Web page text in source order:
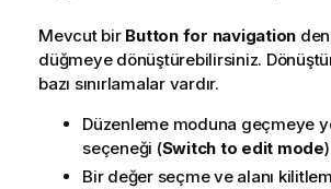
Mevcut bir Button for navigation
düğmeye dönüştürebilirsiniz.
bazı sınırlamalar vardır.
Düzenleme moduna geçmeye
seçeneği (Switch to edit mode
Bir değer seçme ve alanı